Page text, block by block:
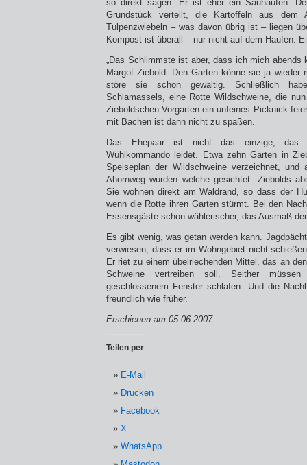
so direkt sagen. Er ist eher ein Sauhaufen.
Grundstück verteilt, die Kartoffeln aus
Tulpenzwiebeln – was davon übrig ist – liegen
Kompost ist überall – nur nicht auf dem Haufen.
„Das Schlimmste ist aber, dass ich mich abends
Margot Ziebold. Den Garten könne sie ja wieder
störe sie schon gewaltig. Schließlich
Schlamassels, eine Rotte Wildschweine, die
Zieboldschen Vorgarten ein unfeines Picknick
mit Bachen ist dann nicht zu spaßen.
Das Ehepaar ist nicht das einzige, das
Wühlkommando leidet. Etwa zehn Gärten in
Speiseplan der Wildschweine verzeichnet, und
Ahornweg wurden welche gesichtet. Ziebolds
Sie wohnen direkt am Waldrand, so dass der
wenn die Rotte ihren Garten stürmt. Bei den
Essensgäste schon wählerischer, das Ausmaß
Es gibt wenig, was getan werden kann.
verwiesen, dass er im Wohngebiet nicht
Er riet zu einem übelriechenden Mittel, das an
Schweine vertreiben soll. Seither
geschlossenem Fenster schlafen. Und die
freundlich wie früher.
Erschienen am 05.06.2007
Teilen per
E-Mail
Drucken
Facebook
X
WhatsApp